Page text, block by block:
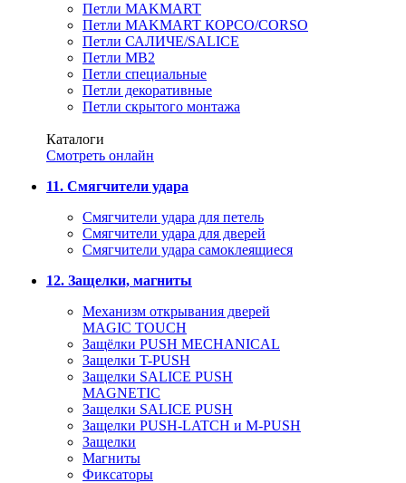
Петли MAKMART
Петли MAKMART КОРСО/CORSO
Петли САЛИЧЕ/SALICE
Петли MB2
Петли специальные
Петли декоративные
Петли скрытого монтажа
Каталоги
Смотреть онлайн
11. Смягчители удара
Смягчители удара для петель
Смягчители удара для дверей
Cмягчители удара самоклеящиеся
12. Защелки, магниты
Механизм открывания дверей
MAGIC TOUCH
Защёлки PUSH MECHANICAL
Защелки T-PUSH
Защелки SALICE PUSH
MAGNETIC
Защелки SALICE PUSH
Защелки PUSH-LATCH и M-PUSH
Защелки
Магниты
Фиксаторы